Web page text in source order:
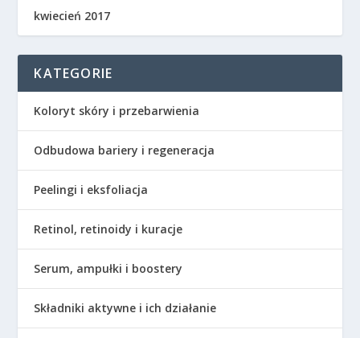
kwiecień 2017
KATEGORIE
Koloryt skóry i przebarwienia
Odbudowa bariery i regeneracja
Peelingi i eksfoliacja
Retinol, retinoidy i kuracje
Serum, ampułki i boostery
Składniki aktywne i ich działanie